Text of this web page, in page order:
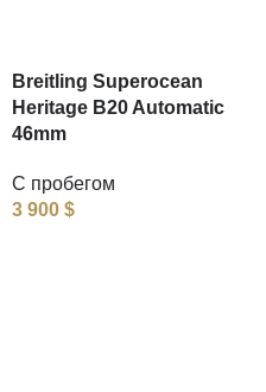
Breitling Superocean
Heritage B20 Automatic
46mm
С пробегом
3 900 $